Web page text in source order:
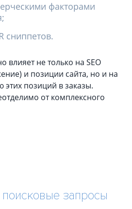
факторами
сниппетов.
влияет не только на SEO
и позиции сайта, но и на
позиций в заказы.
от комплексного
запросы